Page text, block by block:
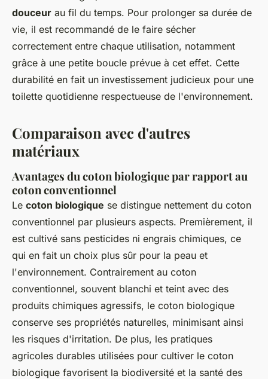
douceur au fil du temps. Pour prolonger sa durée de
vie, il est recommandé de le faire sécher
correctement entre chaque utilisation, notamment
grâce à une petite boucle prévue à cet effet. Cette
durabilité en fait un investissement judicieux pour une
toilette quotidienne respectueuse de l'environnement.
Comparaison avec d'autres
matériaux
Avantages du coton biologique par rapport au
coton conventionnel
Le coton biologique se distingue nettement du coton
conventionnel par plusieurs aspects. Premièrement, il
est cultivé sans pesticides ni engrais chimiques, ce
qui en fait un choix plus sûr pour la peau et
l'environnement. Contrairement au coton
conventionnel, souvent blanchi et teint avec des
produits chimiques agressifs, le coton biologique
conserve ses propriétés naturelles, minimisant ainsi
les risques d'irritation. De plus, les pratiques
agricoles durables utilisées pour cultiver le coton
biologique favorisent la biodiversité et la santé des